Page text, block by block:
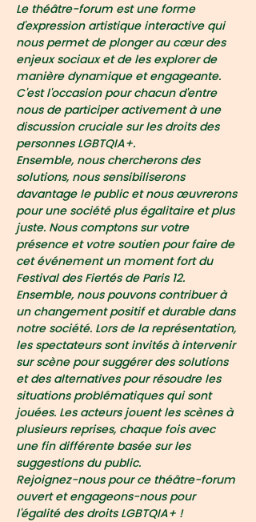
Le théâtre-forum est une forme
d'expression artistique interactive qui
nous permet de plonger au cœur des
enjeux sociaux et de les explorer de
manière dynamique et engageante.
C'est l'occasion pour chacun d'entre
nous de participer activement à une
discussion cruciale sur les droits des
personnes LGBTQIA+.
Ensemble, nous chercherons des
solutions, nous sensibiliserons
davantage le public et nous œuvrerons
pour une société plus égalitaire et plus
juste. Nous comptons sur votre
présence et votre soutien pour faire de
cet événement un moment fort du
Festival des Fiertés de Paris 12.
Ensemble, nous pouvons contribuer à
un changement positif et durable dans
notre société. Lors de la représentation,
les spectateurs sont invités à intervenir
sur scène pour suggérer des solutions
et des alternatives pour résoudre les
situations problématiques qui sont
jouées. Les acteurs jouent les scènes à
plusieurs reprises, chaque fois avec
une fin différente basée sur les
suggestions du public.
Rejoignez-nous pour ce théâtre-forum
ouvert et engageons-nous pour
l'égalité des droits LGBTQIA+ !